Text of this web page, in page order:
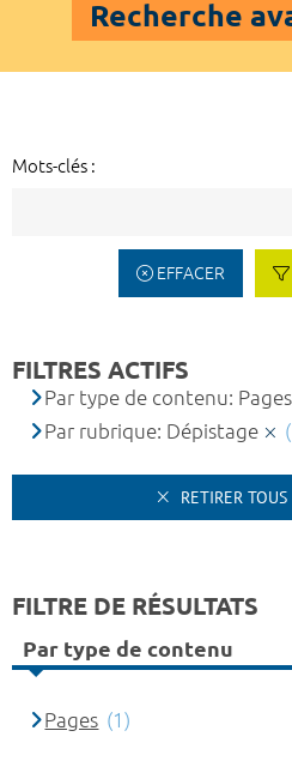
Recherche
Mots-clés :
EFFACER
FILTRES ACTIFS
Par type de contenu: Pages
Par rubrique: Dépistage
RETIRER
FILTRE DE RÉSULTATS
Par type de contenu
Pages (1)